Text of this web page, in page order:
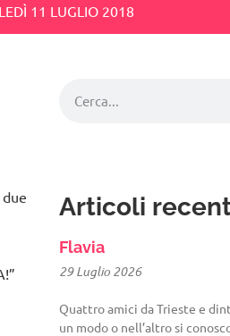
11 LUGLIO 2018
Articoli
Flavia
29 Luglio 2026
Quattro amici da Trieste e
un modo o nell’altro si